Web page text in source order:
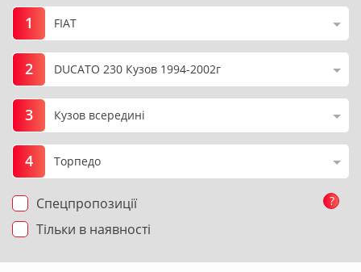
1
2
3
4
Спецпропозиції
Тільки в наявності
?